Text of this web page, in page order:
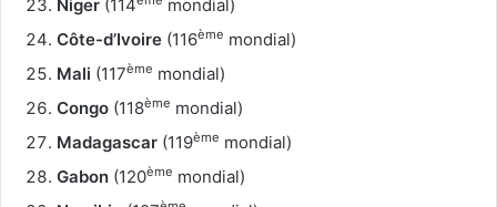
Niger (114
mondial)
Côte-d’Ivoire (116ème mondial)
Mali (117ème mondial)
Congo (118ème mondial)
Madagascar (119ème mondial)
Gabon (120ème mondial)